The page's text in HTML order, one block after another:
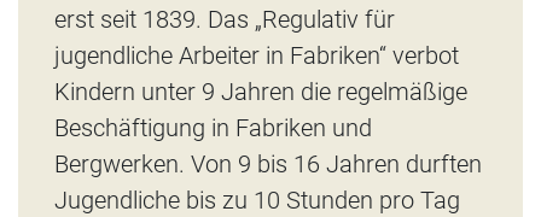
erst seit 1839. Das „Regulativ für
jugendliche Arbeiter in Fabriken“ verbot
Kindern unter 9 Jahren die regelmäßige
Beschäftigung in Fabriken und
Bergwerken. Von 9 bis 16 Jahren durften
Jugendliche bis zu 10 Stunden pro Tag